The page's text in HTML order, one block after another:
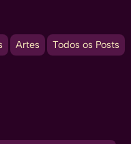
Artes Todos os Posts